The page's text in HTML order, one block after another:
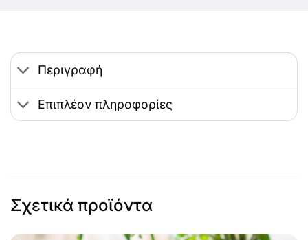
Περιγραφή
Επιπλέον πληροφορίες
Σχετικά προϊόντα